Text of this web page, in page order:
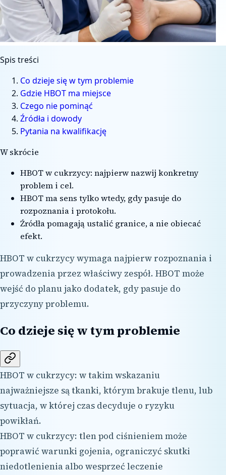
Spis treści
Co dzieje się w tym problemie
Gdzie HBOT ma miejsce
Czego nie pominąć
Źródła i dowody
Pytania na kwalifikację
W skrócie
HBOT w cukrzycy: najpierw nazwij konkretny
problem i cel.
HBOT ma sens tylko wtedy, gdy pasuje do
rozpoznania i protokołu.
Źródła pomagają ustalić granice, a nie obiecać
efekt.
HBOT w cukrzycy wymaga najpierw rozpoznania i
prowadzenia przez właściwy zespół. HBOT może
wejść do planu jako dodatek, gdy pasuje do
przyczyny problemu.
Co dzieje się w tym problemie
HBOT w cukrzycy: w takim wskazaniu
najważniejsze są tkanki, którym brakuje tlenu, lub
sytuacja, w której czas decyduje o ryzyku
powikłań.
HBOT w cukrzycy: tlen pod ciśnieniem może
poprawić warunki gojenia, ograniczyć skutki
niedotlenienia albo wesprzeć leczenie